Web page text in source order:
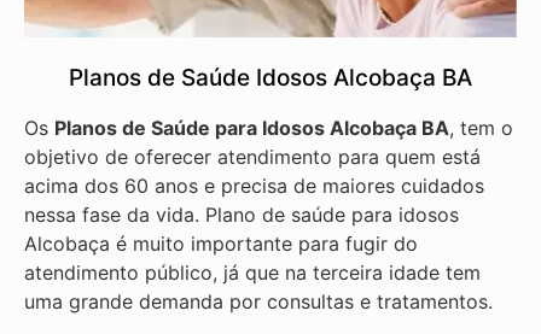
Planos de Saúde Idosos Alcobaça BA
Os Planos de Saúde para Idosos Alcobaça BA, tem o
objetivo de oferecer atendimento para quem está
acima dos 60 anos e precisa de maiores cuidados
nessa fase da vida. Plano de saúde para idosos
Alcobaça é muito importante para fugir do
atendimento público, já que na terceira idade tem
uma grande demanda por consultas e tratamentos.